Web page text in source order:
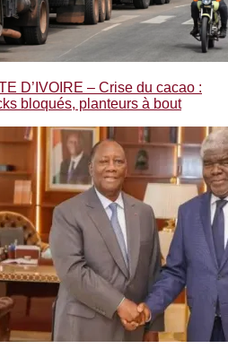
D’IVOIRE – Crise du cacao :
bloqués, planteurs à bout